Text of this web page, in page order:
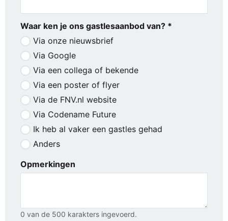
Waar ken je ons gastlesaanbod van? *
Via onze nieuwsbrief
Via Google
Via een collega of bekende
Via een poster of flyer
Via de FNV.nl website
Via Codename Future
Ik heb al vaker een gastles gehad
Anders
Opmerkingen
0 van de 500 karakters ingevoerd.